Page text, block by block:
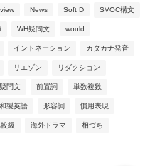
News Soft D SVOC構文
WH疑問文 would
イントネーション カタカナ発音
リエゾン リダクション
問文 前置詞 単数複数
和製英語 形容詞 慣用表現
級 海外ドラマ 相づち
Learning
Blog